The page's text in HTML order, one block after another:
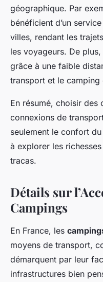
géographique. Par
bénéficient d’un
villes, rendant les
les voyageurs. De
grâce à une faible
transport et le camping
En résumé, choisir des
connexions de
seulement le confort
à explorer les
tracas.
Détails sur
Campings
En France, les
moyens de transport,
démarquent par leur
infrastructures bien